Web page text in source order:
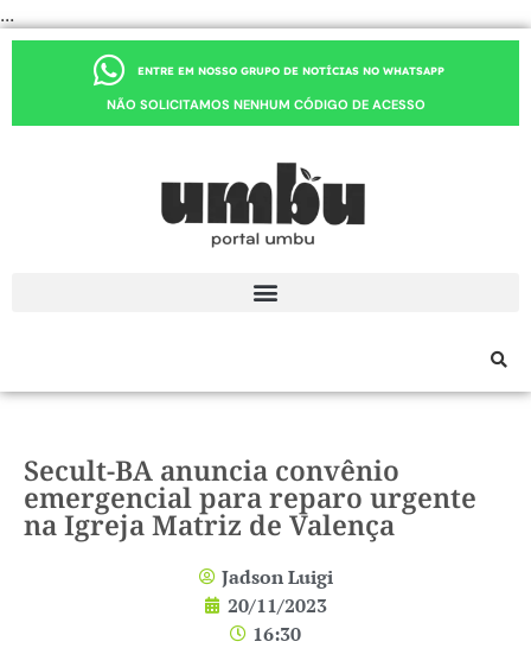
...
ENTRE EM NOSSO GRUPO DE NOTÍCIAS NO WHATSAPP
NÃO SOLICITAMOS NENHUM CÓDIGO DE ACESSO
Secult-BA anuncia convênio
emergencial para reparo urgente
na Igreja Matriz de Valença
Jadson Luigi
20/11/2023
16:30